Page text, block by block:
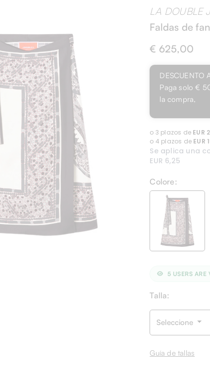
LA DOUBLE
Faldas de
€ 625,00
DESCUENTO
Paga solo€
la compra,
Colore:
5 USERS
Talla:
Seleccione
Guía de tallas